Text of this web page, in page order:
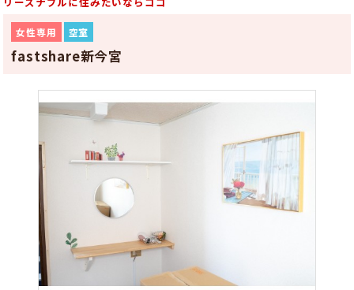
女性専用 空室
fastshare新今宮